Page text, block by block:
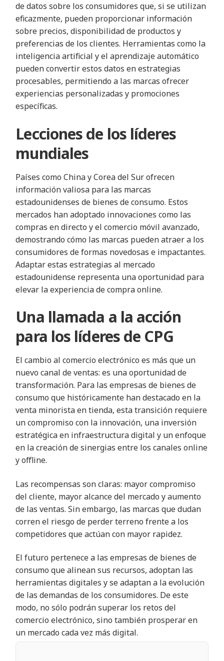
de datos sobre los consumidores que, si se utilizan
eficazmente, pueden proporcionar información
sobre precios, disponibilidad de productos y
preferencias de los clientes. Herramientas como la
inteligencia artificial y el aprendizaje automático
pueden convertir estos datos en estrategias
procesables, permitiendo a las marcas ofrecer
experiencias personalizadas y promociones
específicas.
Lecciones de los líderes
mundiales
Países como China y Corea del Sur ofrecen
información valiosa para las marcas
estadounidenses de bienes de consumo. Estos
mercados han adoptado innovaciones como las
compras en directo y el comercio móvil avanzado,
demostrando cómo las marcas pueden atraer a los
consumidores de formas novedosas e impactantes.
Adaptar estas estrategias al mercado
estadounidense representa una oportunidad para
elevar la experiencia de compra online.
Una llamada a la acción
para los líderes de CPG
El cambio al comercio electrónico es más que un
nuevo canal de ventas: es una oportunidad de
transformación. Para las empresas de bienes de
consumo que históricamente han destacado en la
venta minorista en tienda, esta transición requiere
un compromiso con la innovación, una inversión
estratégica en infraestructura digital y un enfoque
en la creación de sinergias entre los canales online
y offline.
Las recompensas son claras: mayor compromiso
del cliente, mayor alcance del mercado y aumento
de las ventas. Sin embargo, las marcas que dudan
corren el riesgo de perder terreno frente a los
competidores que actúan con mayor rapidez.
El futuro pertenece a las empresas de bienes de
consumo que alinean sus recursos, adoptan las
herramientas digitales y se adaptan a la evolución
de las demandas de los consumidores. De este
modo, no sólo podrán superar los retos del
comercio electrónico, sino también prosperar en
un mercado cada vez más digital.